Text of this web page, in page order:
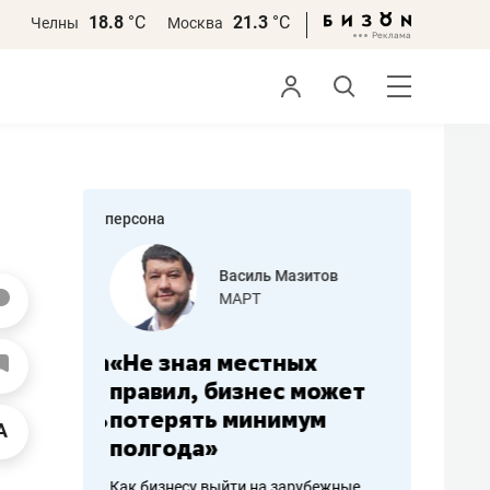
Челны 18.8 °С Москва 21.3 °С
персона
работа
Василь Мазитов
МАРТ
«Не зная местных
правил, бизнес может
потерять минимум
полгода»